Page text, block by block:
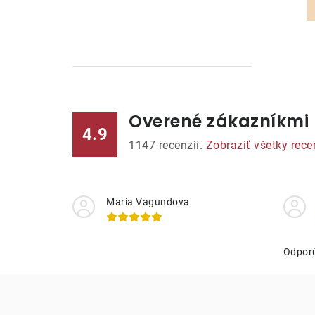
l
4.9
Overené zákazníkmi
1147 recenzií. Zobraziť všetky
Maria Vagundova